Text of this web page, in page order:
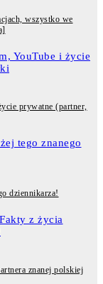
wszystko we
prywatne (partner,
dziennikarza!
znanej polskiej